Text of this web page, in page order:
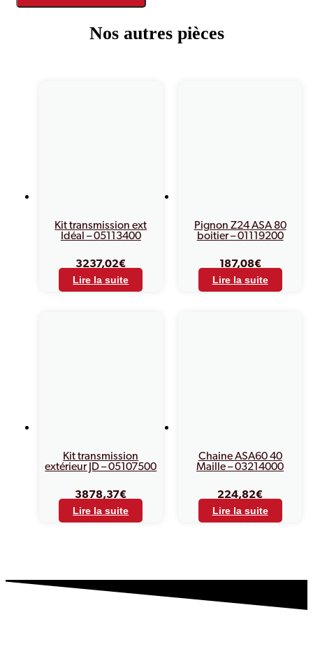
3/8"
Nos autres pièces
Kit transmission ext
Idéal – 05113400
3237,02€
Lire la suite
Pignon Z24 ASA 80
boitier – 01119200
187,08€
Lire la suite
Kit transmission
extérieur JD – 05107500
3878,37€
Lire la suite
Chaine ASA60 40
Maille – 03214000
224,82€
Lire la suite